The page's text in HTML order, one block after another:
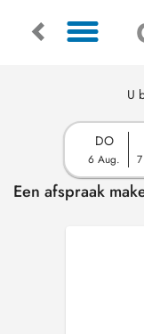
U
DO
6 Aug.
Een afspraak